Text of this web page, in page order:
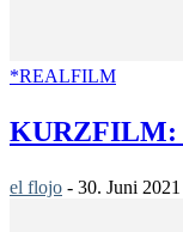
*REALFILM
KURZFILM:
el flojo - 30. Juni 2021